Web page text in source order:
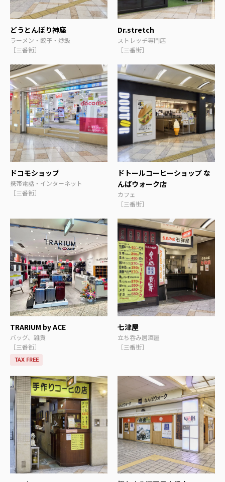
どうとんぼり神座
ラーメン・餃子・炒飯
［三番街］
Dr.stretch
ストレッチ専門店
［三番街］
ドコモショップ
携帯電話・インターネット
［三番街］
ドトールコーヒーショップ な
んばウォーク店
カフェ
［三番街］
TRARIUM by ACE
バッグ、雑貨
［三番街］
TAX FREE
七津屋
立ち呑み居酒屋
［三番街］